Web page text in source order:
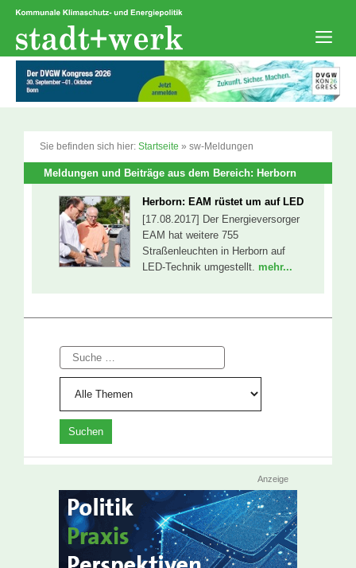
Zum
springen
Sie befinden sich hier: Startseite » sw-Meldungen
Meldungen und Beiträge aus dem Bereich: Herborn
Herborn: EAM rüstet um auf LED
[17.08.2017] Der Energieversorger
EAM hat weitere 755
Straßenleuchten in Herborn auf
LED-Technik umgestellt. mehr...
Suche
Anzeige